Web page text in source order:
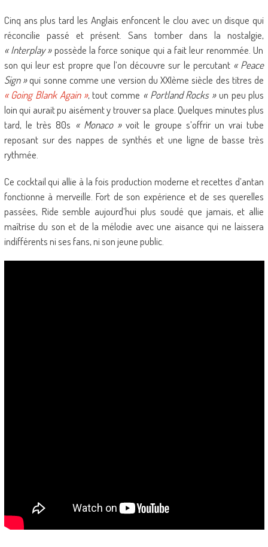
Cinq ans plus tard les Anglais enfoncent le clou avec un disque qui
réconcilie passé et présent. Sans tomber dans la nostalgie,
« Interplay »possède la force sonique qui a fait leur renommée. Un
son qui leur est propre que l’on découvre sur le percutant « Peace
Sign »qui sonne comme une version du XXIème siècle des titres de
« Going Blank Again », tout comme « Portland Rocks »un peu plus
loin qui aurait pu aisément y trouver sa place. Quelques minutes plus
tard, le très 80s « Monaco »voit le groupe s’offrir un vrai tube
reposant sur des nappes de synthés et une ligne de basse très
rythmée.
Ce cocktail qui allie à la fois production moderne et recettes d’antan
fonctionne à merveille. Fort de son expérience et de ses querelles
passées, Ride semble aujourd’hui plus soudé que jamais, et allie
maîtrise du son et de la mélodie avec une aisance qui ne laissera
indifférents ni ses fans, ni son jeune public.